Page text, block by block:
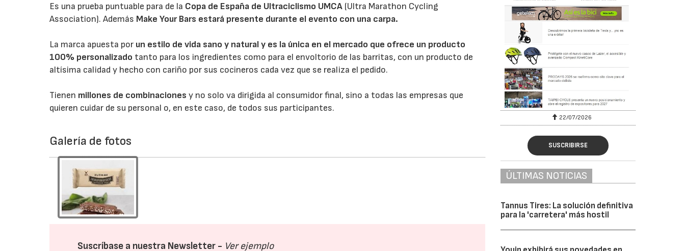
Es una prueba puntuable para de la Copa de España de Ultraciclismo UMCA (Ultra Marathon Cycling
Association). Además Make Your Bars estará presente durante el evento con una carpa.
La marca apuesta por un estilo de vida sano y natural y es la única en el mercado que ofrece un producto
100% personalizado tanto para los ingredientes como para el envoltorio de las barritas, con un producto de
altísima calidad y hecho con cariño por sus cocineros cada vez que se realiza el pedido.
Tienen millones de combinaciones y no solo va dirigida al consumidor final, sino a todas las empresas que
quieren cuidar de su personal o, en este caso, de todos sus participantes.
Galería de fotos
Suscríbase a nuestra Newsletter - Ver ejemplo
22/07/2026
SUSCRIBIRSE
ÚLTIMAS NOTICIAS
Tannus Tires: La solución definitiva
para la 'carretera' más hostil